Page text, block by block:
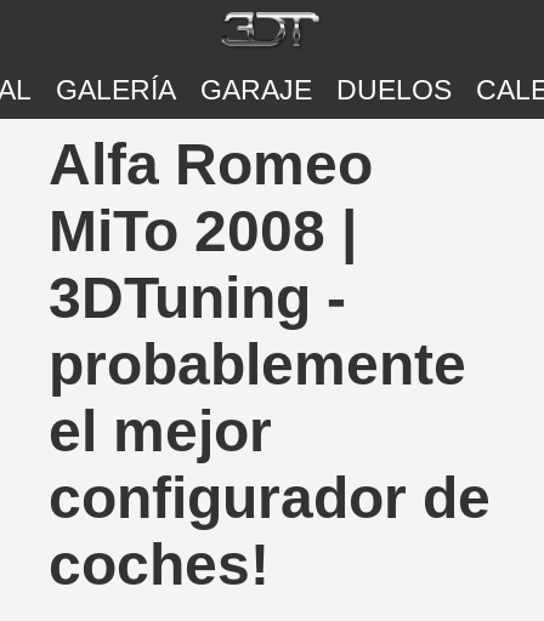
GALERÍA GARAJE DUELOS
Alfa Romeo
MiTo 2008 |
3DTuning -
probablemente
el mejor
configurador de
coches!